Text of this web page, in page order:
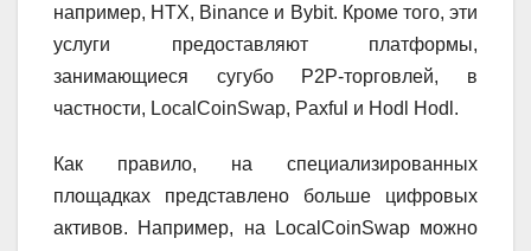
например, HTX, Binance и Bybit. Кроме того, эти
услуги предоставляют платформы,
занимающиеся сугубо P2P-торговлей, в
частности, LocalCoinSwap, Paxful и Hodl Hodl.
Как правило, на специализированных
площадках представлено больше цифровых
активов. Например, на LocalCoinSwap можно